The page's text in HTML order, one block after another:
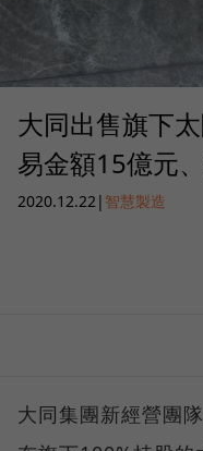
大同出售旗下
易金額15億元
2020.12.22 | 智慧製造
大同集團新經營團